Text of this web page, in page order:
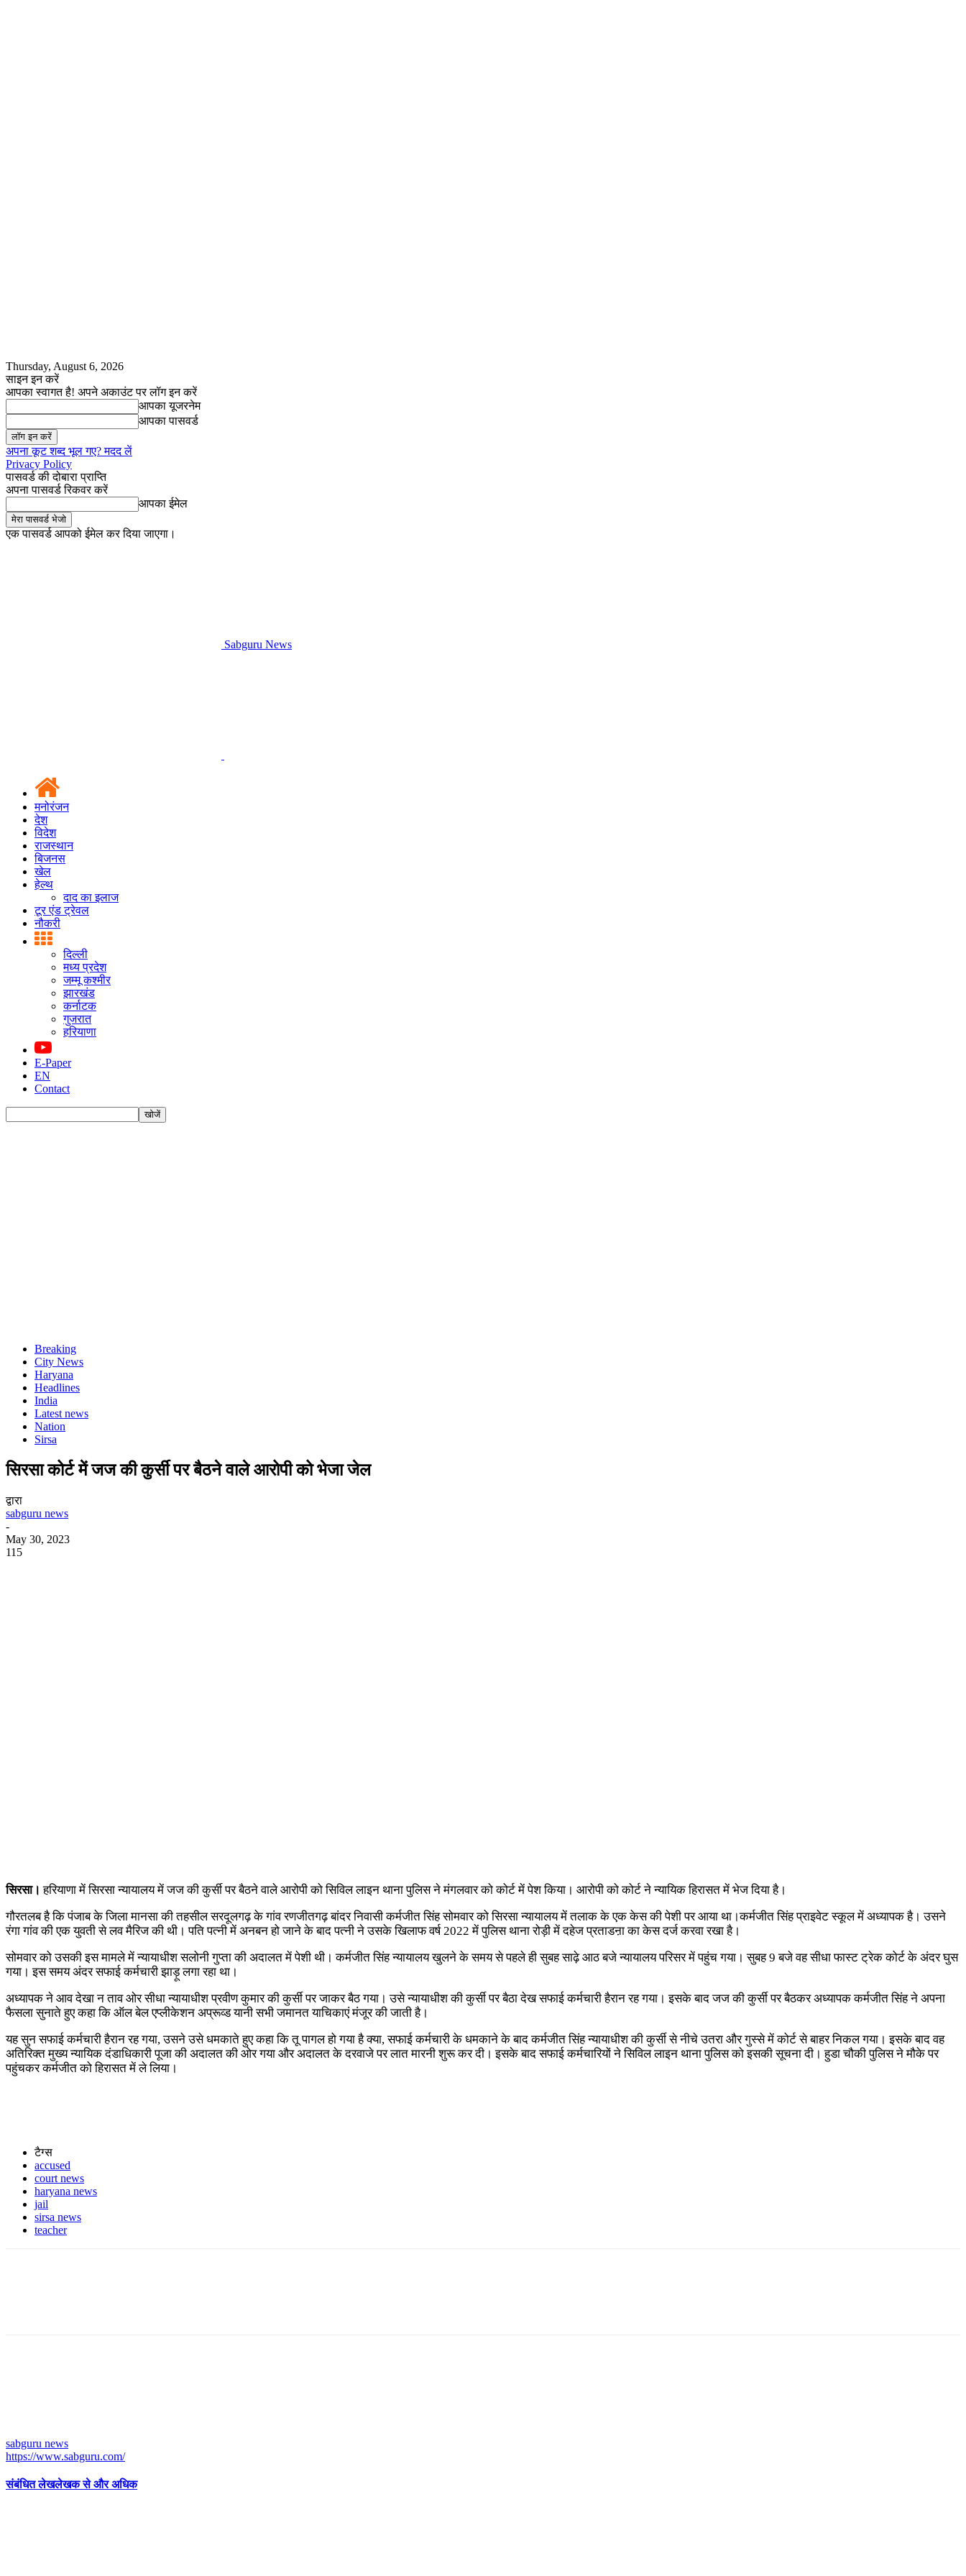
Thursday, August 6, 2026
साइन इन करें
आपका स्वागत है! अपने अकाउंट पर लॉग इन करें
आपका यूजरनेम
आपका पासवर्ड
अपना कूट शब्द भूल गए? मदद लें
Privacy Policy
पासवर्ड की दोबारा प्राप्ति
अपना पासवर्ड रिकवर करें
आपका ईमेल
एक पासवर्ड आपको ईमेल कर दिया जाएगा।
Sabguru News
मनोरंजन
देश
विदेश
राजस्थान
बिजनस
खेल
हेल्थ
दाद का इलाज
टूर एंड ट्रेवल
नौकरी
दिल्ली
मध्य प्रदेश
जम्मू कश्मीर
झारखंड
कर्नाटक
गुजरात
हरियाणा
E-Paper
EN
Contact
Breaking
City News
Haryana
Headlines
India
Latest news
Nation
Sirsa
सिरसा कोर्ट में जज की कुर्सी पर बैठने वाले आरोपी को भेजा जेल
द्वारा
sabguru news
-
May 30, 2023
115
सिरसा। हरियाणा में सिरसा न्यायालय में जज की कुर्सी पर बैठने वाले आरोपी को सिविल लाइन थाना पुलिस ने मंगलवार को कोर्ट में पेश किया। आरोपी को कोर्ट ने न्यायिक हिरासत में भेज दिया है।
गौरतलब है कि पंजाब के जिला मानसा की तहसील सरदूलगढ़ के गांव रणजीतगढ़ बांदर निवासी कर्मजीत सिंह सोमवार को सिरसा न्यायालय में तलाक के एक केस की पेशी पर आया था।कर्मजीत सिंह प्राइवेट स्कूल में अध्यापक है। उसने
रंगा गांव की एक युवती से लव मैरिज की थी। पति पत्नी में अनबन हो जाने के बाद पत्नी ने उसके खिलाफ वर्ष 2022 में पुलिस थाना रोड़ी में दहेज प्रताडऩा का केस दर्ज करवा रखा है।
सोमवार को उसकी इस मामले में न्यायाधीश सलोनी गुप्ता की अदालत में पेशी थी। कर्मजीत सिंह न्यायालय खुलने के समय से पहले ही सुबह साढ़े आठ बजे न्यायालय परिसर में पहुंच गया। सुबह 9 बजे वह सीधा फास्ट ट्रेक कोर्ट के अंदर घुस
गया। इस समय अंदर सफाई कर्मचारी झाड़ू लगा रहा था।
अध्यापक ने आव देखा न ताव ओर सीधा न्यायाधीश प्रवीण कुमार की कुर्सी पर जाकर बैठ गया। उसे न्यायाधीश की कुर्सी पर बैठा देख सफाई कर्मचारी हैरान रह गया। इसके बाद जज की कुर्सी पर बैठकर अध्यापक कर्मजीत सिंह ने अपना
फैसला सुनाते हुए कहा कि ऑल बेल एप्लीकेशन अप्रूव्ड यानी सभी जमानत याचिकाएं मंजूर की जाती है।
यह सुन सफाई कर्मचारी हैरान रह गया, उसने उसे धमकाते हुए कहा कि तू पागल हो गया है क्या, सफाई कर्मचारी के धमकाने के बाद कर्मजीत सिंह न्यायाधीश की कुर्सी से नीचे उतरा और गुस्से में कोर्ट से बाहर निकल गया। इसके बाद वह
अतिरिक्त मुख्य न्यायिक दंडाधिकारी पूजा की अदालत की ओर गया और अदालत के दरवाजे पर लात मारनी शुरू कर दी। इसके बाद सफाई कर्मचारियों ने सिविल लाइन थाना पुलिस को इसकी सूचना दी। हुडा चौकी पुलिस ने मौके पर
पहुंचकर कर्मजीत को हिरासत में ले लिया।
टैग्स
accused
court news
haryana news
jail
sirsa news
teacher
sabguru news
https://www.sabguru.com/
संबंधित लेखलेखक से और अधिक